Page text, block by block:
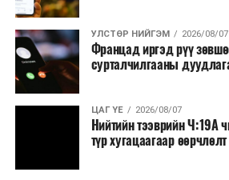
УЛСТӨР НИЙГЭМ 2026/08/07
Францад иргэд рүү
сурталчилгааны
ЦАГ ҮЕ 2026/08/07
Нийтийн тээврийн Ч:19А
түр хугацаагаар